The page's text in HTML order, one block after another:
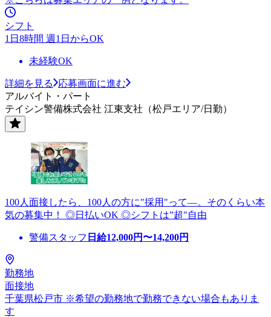
シフト
1日8時間 週1日からOK
未経験OK
詳細を見る
応募画面に進む
アルバイト・パート
テイシン警備株式会社 江東支社（松戸エリア/日勤）
100人面接したら、100人の方に"採用"って―。そのくらい本
気の募集中！ ◎日払いOK ◎シフトは”超"自由
警備スタッフ 日給12,000円〜14,200円
勤務地
面接地
千葉県松戸市 ※希望の勤務地で勤務できない場合もありま
す